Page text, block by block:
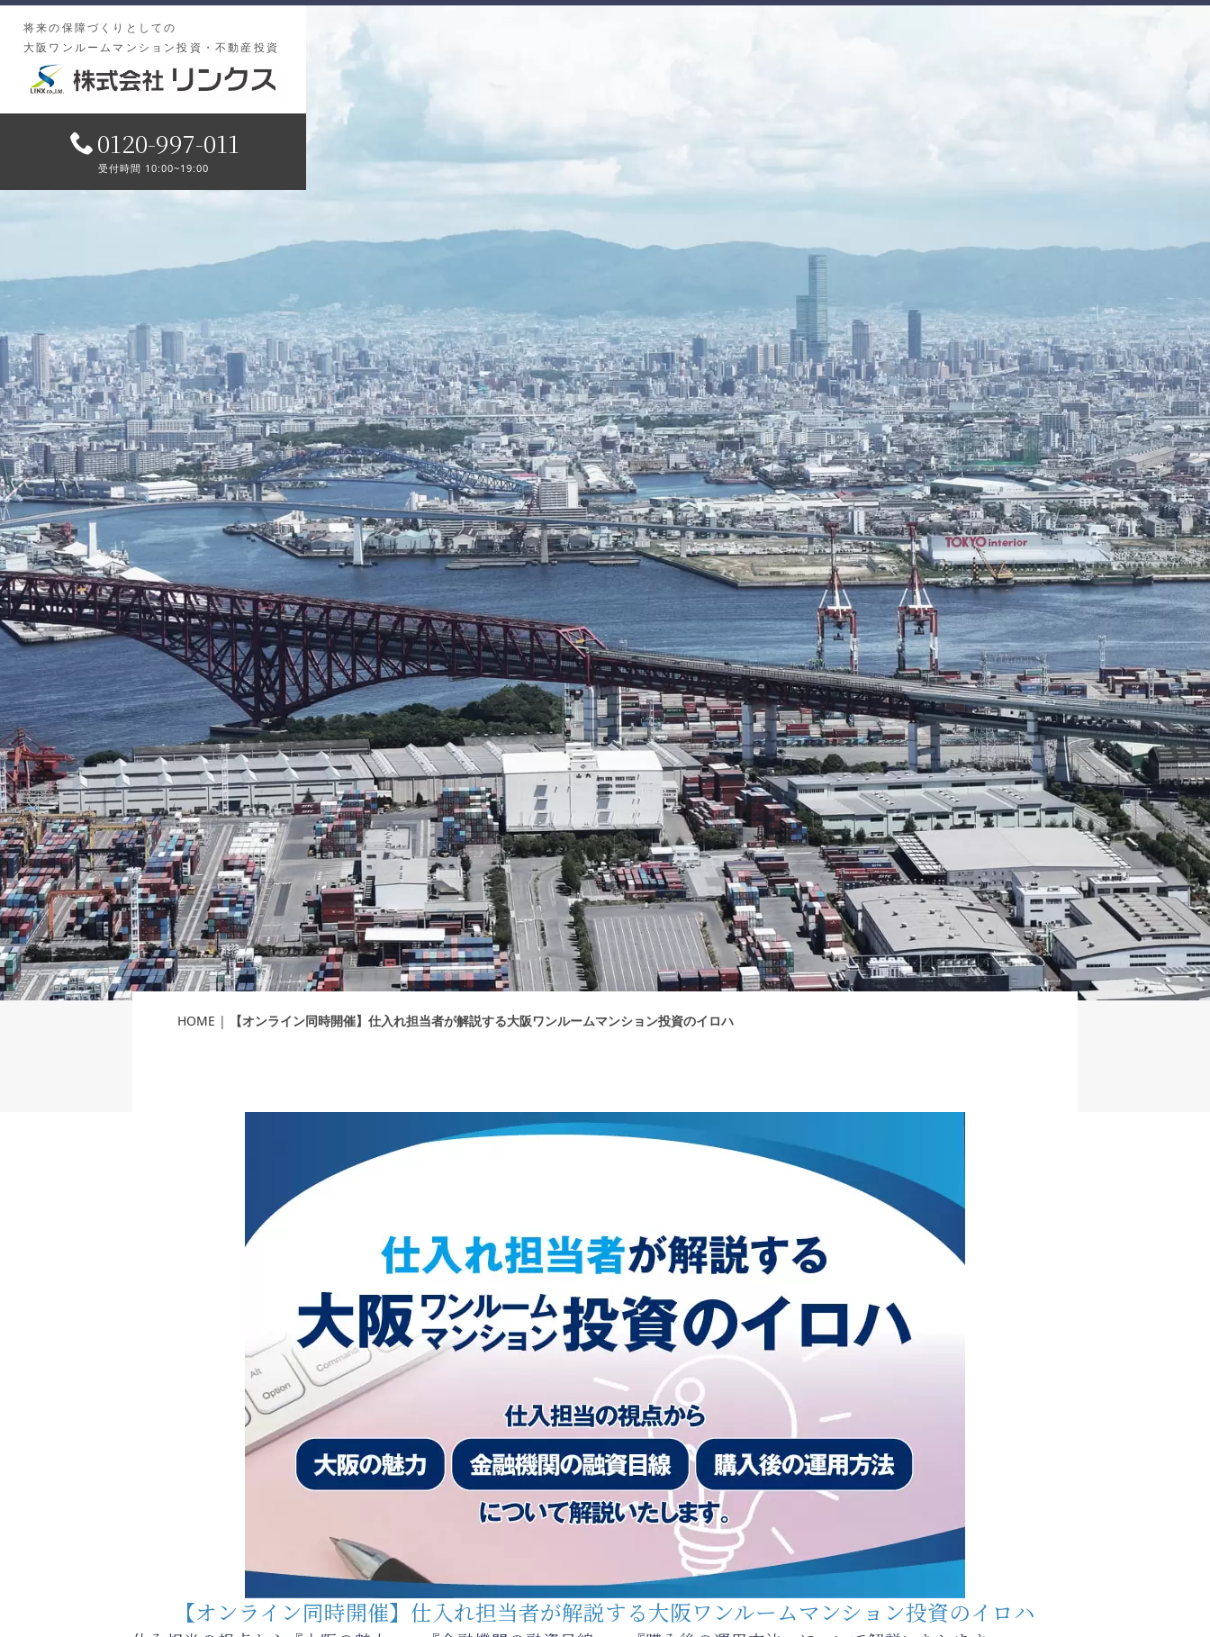
将来の保障づくりとしての
大阪ワンルームマンション投資・不動産投資
0120-997-011
受付時間 10:00~19:00
HOME | 【オンライン同時開催】仕入れ担当者が解説する大阪ワンルームマンション投資のイロハ
【オンライン同時開催】仕入れ担当者が解説する大阪ワンルームマンション投資のイロハ